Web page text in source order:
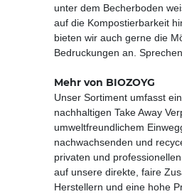
unter dem Becherboden
auf die Kompostierbarkeit
bieten wir auch gerne die
Bedruckungen an.
Mehr von BIOZOYG
Unser Sortiment umfasst
nachhaltigen Take Away
umweltfreundlichem
nachwachsenden und
privaten und
auf unsere direkte, faire
Herstellern und eine hohe